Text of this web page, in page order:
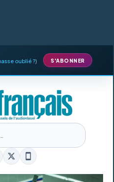
oublié ?) S'ABONNER